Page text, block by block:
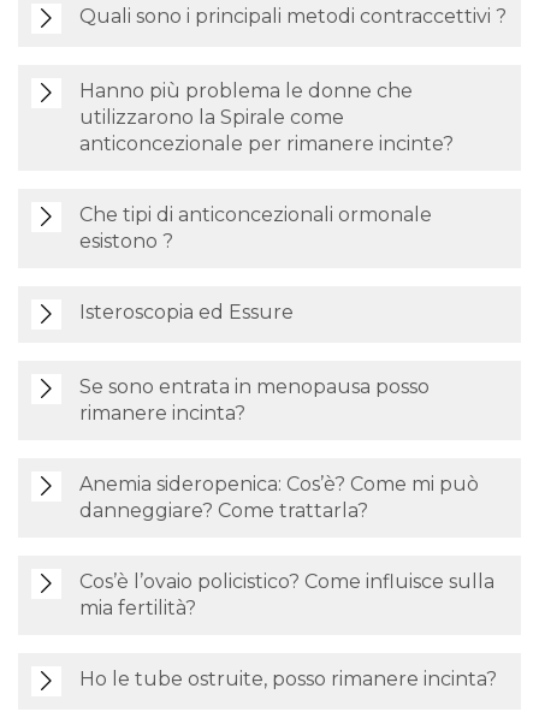
Quali sono i principali metodi contraccettivi ?
Hanno più problema le donne che
utilizzarono la Spirale come
anticoncezionale per rimanere incinte?
Che tipi di anticoncezionali ormonale
esistono ?
Isteroscopia ed Essure
Se sono entrata in menopausa posso
rimanere incinta?
Anemia sideropenica: Cos’è? Come mi può
danneggiare? Come trattarla?
Cos’è l’ovaio policistico? Come influisce sulla
mia fertilità?
Ho le tube ostruite, posso rimanere incinta?